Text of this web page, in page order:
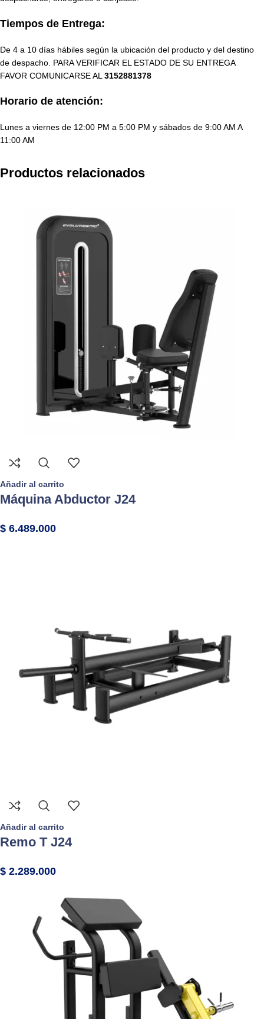
Tiempos de Entrega:
De 4 a 10 días hábiles según la ubicación del producto y del destino
de despacho. PARA VERIFICAR EL ESTADO DE SU ENTREGA
FAVOR COMUNICARSE AL 3152881378
Horario de atención:
Lunes a viernes de 12:00 PM a 5:00 PM y sábados de 9:00 AM A
11:00 AM
Productos relacionados
Añadir al carrito
Máquina Abductor J24
$ 6.489.000
Añadir al carrito
Remo T J24
$ 2.289.000